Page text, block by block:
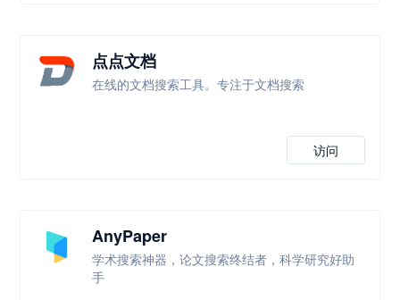
点点文档
在线的文档搜索工具。专注于文档搜索
访问
AnyPaper
学术搜索神器，论文搜索终结者，科学研究好助
手